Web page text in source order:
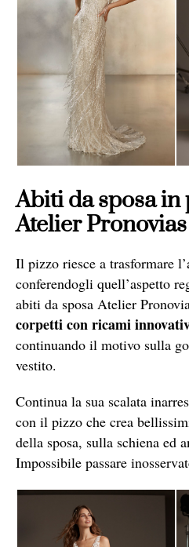
Abiti da sposa in
Atelier Pronovias
Il pizzo riesce a trasformare
conferendogli quell’aspetto
abiti da sposa Atelier
corpetti con ricami
continuando il motivo sulla
vestito.
Continua la sua scalata
con il pizzo che crea
della sposa, sulla schiena ed
Impossibile passare